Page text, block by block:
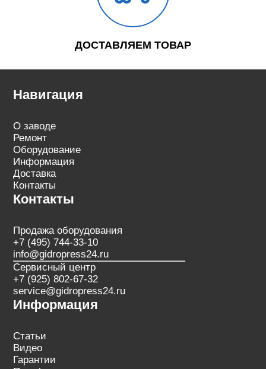
ДОСТАВЛЯЕМ ТОВАР
Навигация
О заводе
Ремонт
Оборудование
Информация
Доставка
Контакты
Контакты
Продажа оборудования
+7 (495) 744-33-10
info@gidropress24.ru
Сервисный центр
+7 (925) 802-67-32
service@gidropress24.ru
Информация
Статьи
Видео
Гарантии